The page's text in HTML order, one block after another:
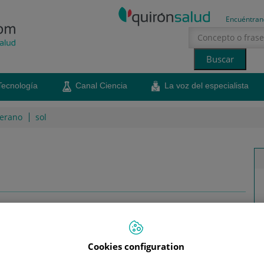
Canal Ciencia La voz del especialista
sol
infantil más adecuado
Atención a las características y a la talla de los
Cookies configuration